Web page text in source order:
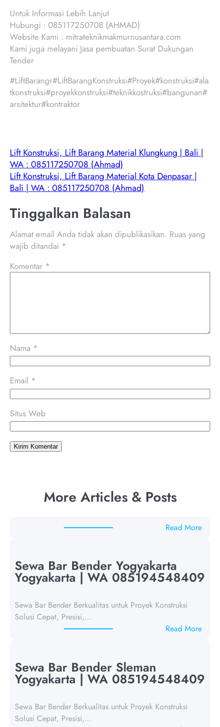
Untuk Informasi Lebih Lanjut
Hubungi : 085117250708 (AHMAD)
Website Kami : mitrateknikmakmurnusantara.com
Kami juga melayani Jasa pembuatan Surat Dukungan
Tender
#LiftBarangr#LiftBarangKonstruksi#Proyek#konstruksi#ala
tkonstruksi#proyekkonstruksi#teknikkostruksi#bangunan#
arsitektur#kontraktor
Lift Konstruksi, Lift Barang Material Klungkung | Bali |
WA : 085117250708 (Ahmad)
Lift Konstruksi, Lift Barang Material Kota Denpasar |
Bali | WA : 085117250708 (Ahmad)
Tinggalkan Balasan
Alamat email Anda tidak akan dipublikasikan. Ruas yang
wajib ditandai *
Komentar *
Nama *
Email *
Situs Web
More Articles & Posts
Read More:
t
j
l
Sewa Bar Bender Yogyakarta
Yogyakarta | WA 085194548409
Sewa Bar Bender Berkualitas untuk Proyek Konstruksi
Solusi Cepat, Presisi,…
Read More:
a
Sewa Bar Bender Sleman
Yogyakarta | WA 085194548409
Sewa Bar Bender Berkualitas untuk Proyek Konstruksi
Solusi Cepat, Presisi,…